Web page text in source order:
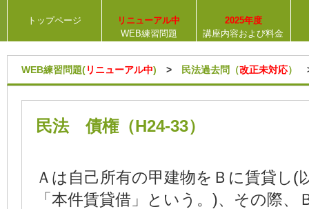
トップページ
リニューアル中
WEB練習問題
2025年度
講座内容および料金
WEB練習問題(リニューアル中) > 民法過去問（改正未対応）
民法 債権（H24-33）
Ａは自己所有の甲建物をＢに賃貸し(
「本件賃貸借」という。)、その際、